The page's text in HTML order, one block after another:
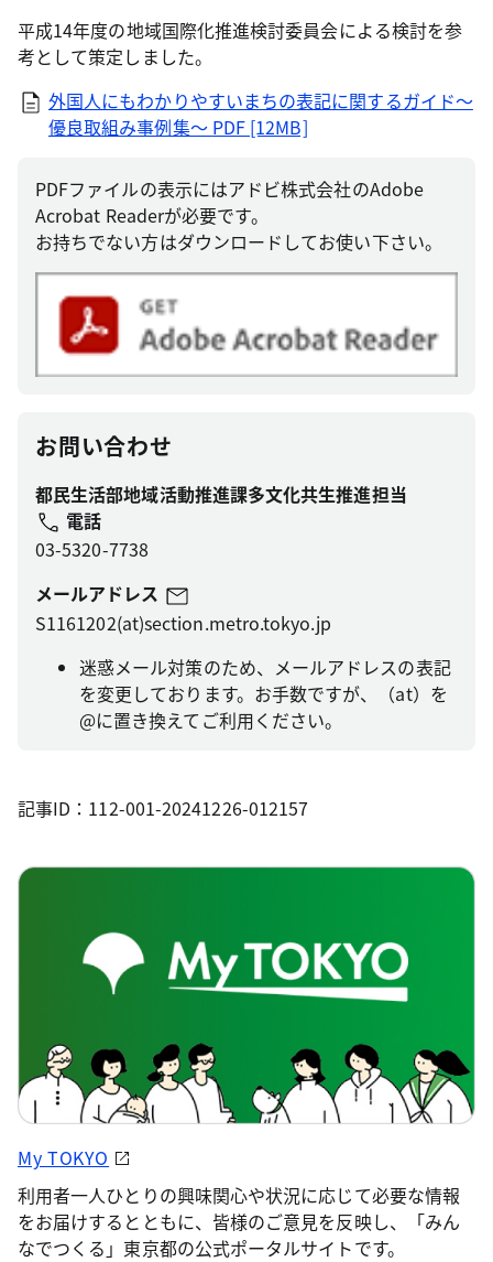
平成14年度の地域国際化推進検討委員会による検討を参
考として策定しました。
外国人にもわかりやすいまちの表記に関するガイド～
優良取組み事例集～ PDF [12MB]
PDFファイルの表示にはアドビ株式会社のAdobe
Acrobat Readerが必要です。
お持ちでない方はダウンロードしてお使い下さい。
お問い合わせ
都民生活部地域活動推進課多文化共生推進担当
電話
03-5320-7738
メールアドレス
S1161202(at)section.metro.tokyo.jp
迷惑メール対策のため、メールアドレスの表記
を変更しております。お手数ですが、（at）を
@に置き換えてご利用ください。
記事ID：112-001-20241226-012157
My TOKYO
利用者一人ひとりの興味関心や状況に応じて必要な情報
をお届けするとともに、皆様のご意見を反映し、「みん
なでつくる」東京都の公式ポータルサイトです。